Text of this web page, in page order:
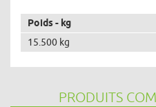
Poids - kg
15.500 kg
PRODUITS